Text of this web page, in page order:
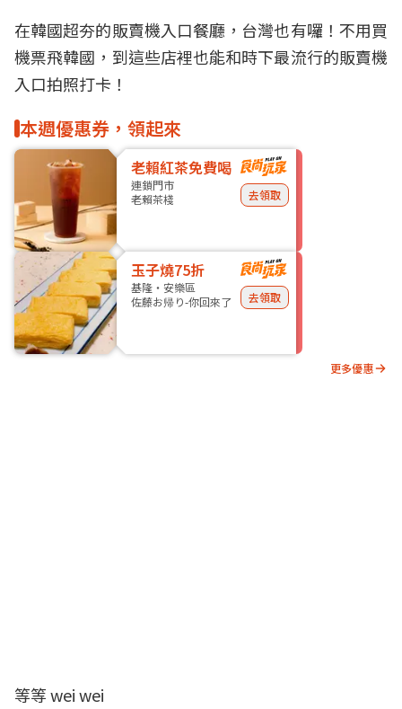
在韓國超夯的販賣機入口餐廳，台灣也有囉！不用買
機票飛韓國，到這些店裡也能和時下最流行的販賣機
入口拍照打卡！
本週優惠券，領起來
老賴紅茶免費喝
連鎖門市
老賴茶棧
去領取
玉子燒75折
基隆・安樂區
佐藤お帰り-你回來了
去領取
更多優惠
等等 wei wei